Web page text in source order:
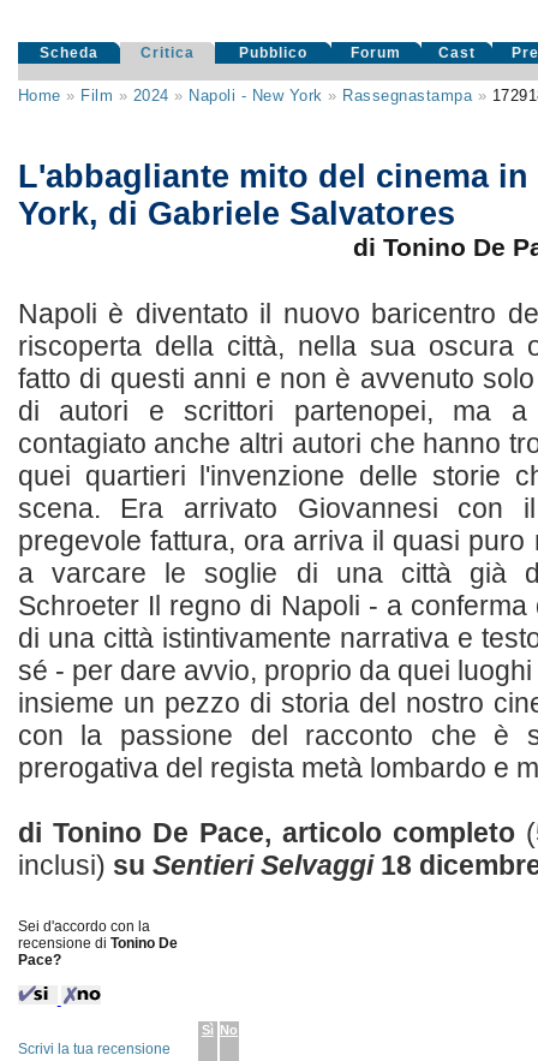
Scheda Critica Pubblico Forum Cast
Home » Film » 2024 » Napoli - New York » Rassegnastampa»
L'abbagliante mito del cinema in
York, di Gabriele Salvatores
di Tonino De
Napoli è diventato il nuovo baricentro
riscoperta della città, nella sua oscura
fatto di questi anni e non è avvenuto
di autori e scrittori partenopei, ma
contagiato anche altri autori che hanno
quei quartieri l'invenzione delle storie
scena. Era arrivato Giovannesi
pregevole fattura, ora arriva il quasi puro
a varcare le soglie di una città già
Schroeter Il regno di Napoli - a conferma
di una città istintivamente narrativa e
sé - per dare avvio, proprio da quei
insieme un pezzo di storia del nostro
con la passione del racconto che è
prerogativa del regista metà lombardo e
di Tonino De Pace, articolo completo
inclusi) su Sentieri Selvaggi18
Sei d'accordo con la
recensione di Tonino De
Pace?
Sì No
Scrivi la tua recensione